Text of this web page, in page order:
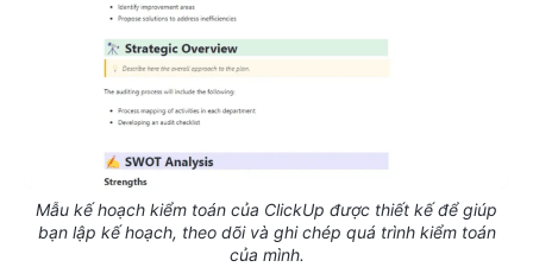
Mẫu kế hoạch kiểm toán của ClickUp được thiết kế để giúp
bạn lập kế hoạch, theo dõi và ghi chép quá trình kiểm toán
của mình.